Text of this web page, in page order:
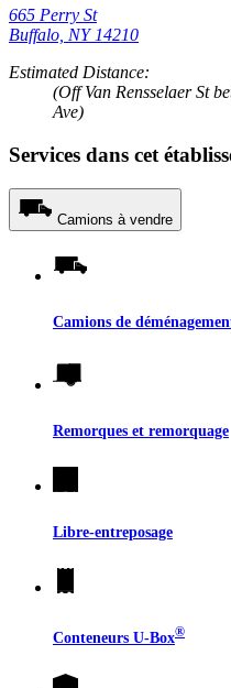
665 Perry St
Buffalo, NY 14210
Estimated Distance:
(Off Van Rensselaer St
Ave)
Services dans cet
Camions à vendre
Camions de
Remorques et remorquage
Libre-entreposage
Conteneurs U-Box®